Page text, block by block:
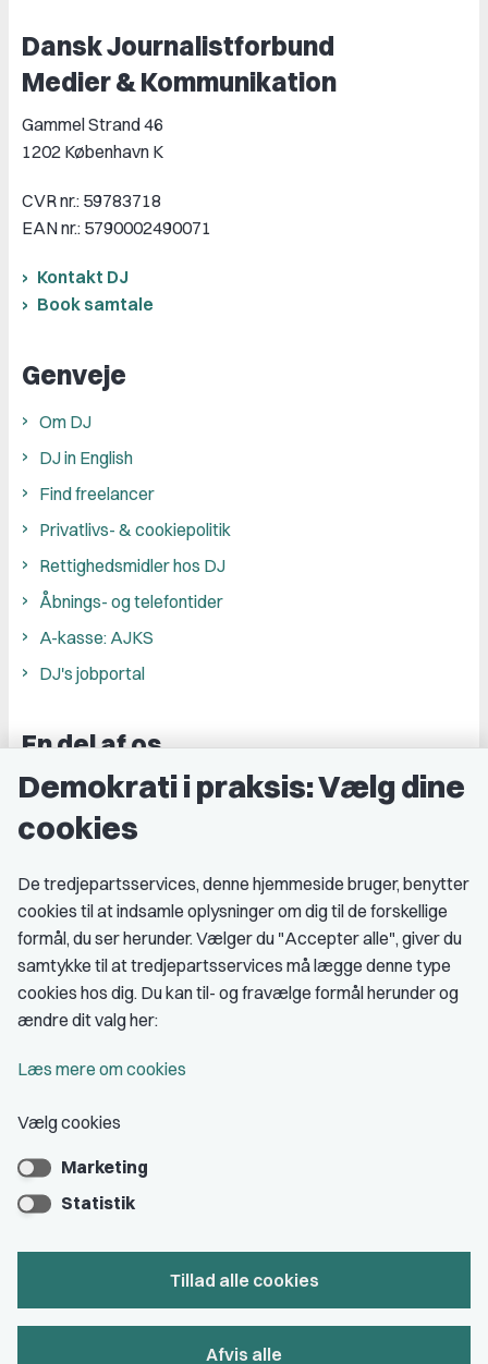
Dansk Journalistforbund
Medier & Kommunikation
Gammel Strand 46
1202 København K
CVR nr.: 59783718
EAN nr.: 5790002490071
Kontakt DJ
Book samtale
Genveje
Om DJ
DJ in English
Find freelancer
Privatlivs- & cookiepolitik
Rettighedsmidler hos DJ
Åbnings- og telefontider
A-kasse: AJKS
DJ's jobportal
En del af os
Grupper og kredse
Studenterorganisationer
Medlemskab
Fordele som medlem
Kontingent
Bliv medlem
Privatlivs- & cookiepolitik
Demokrati i praksis: Vælg dine
cookies
De tredjepartsservices, denne hjemmeside bruger, benytter
cookies til at indsamle oplysninger om dig til de forskellige
formål, du ser herunder. Vælger du "Accepter alle", giver du
samtykke til at tredjepartsservices må lægge denne type
cookies hos dig. Du kan til- og fravælge formål herunder og
ændre dit valg her:
Læs mere om cookies
Vælg cookies
Marketing
Statistik
Tillad alle cookies
Afvis alle